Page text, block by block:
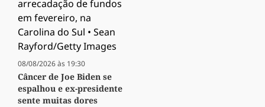
08/08/2026 às 19:30
Câncer de Joe Biden se
espalhou e ex-presidente
sente muitas dores